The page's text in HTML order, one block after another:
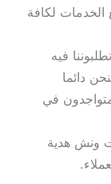
لكافة
فيه
دائما
في
ونش هدية